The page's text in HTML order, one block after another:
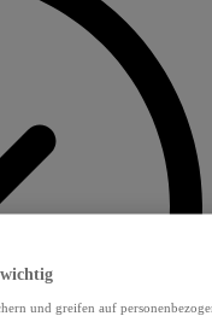
und greifen auf